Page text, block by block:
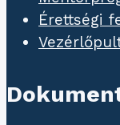
Érettségi